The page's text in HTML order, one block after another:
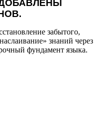
забытого,
знаний через
фундамент языка.